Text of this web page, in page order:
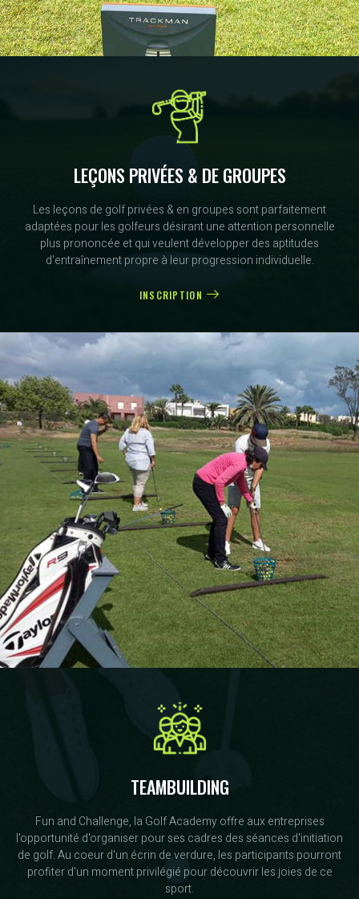
LEÇONS PRIVÉES & DE GROUPES
Les leçons de golf privées & en groupes sont parfaitement
adaptées pour les golfeurs désirant une attention personnelle
plus prononcée et qui veulent développer des aptitudes
d'entraînement propre à leur progression individuelle.
INSCRIPTION
TEAMBUILDING
Fun and Challenge, la Golf Academy offre aux entreprises
l'opportunité d'organiser pour ses cadres des séances d'initiation
de golf. Au coeur d'un écrin de verdure, les participants pourront
profiter d'un moment privilégié pour découvrir les joies de ce
sport.